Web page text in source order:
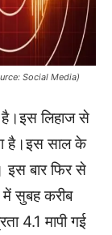
Social Media)
है।इस लिहाज से
है।इस साल के
बार फिर से
सुबह करीब
4.1 मापी गई